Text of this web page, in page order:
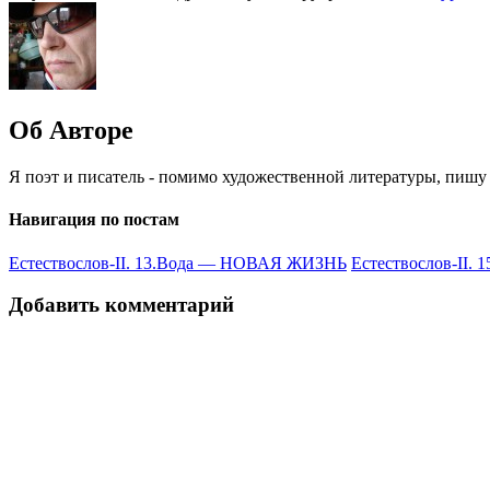
Об Авторе
Я поэт и писатель - помимо художественной литературы,
Навигация по постам
Естествослов-II. 13.Вода — НОВАЯ ЖИЗНЬ Естествослов-
Добавить комментарий